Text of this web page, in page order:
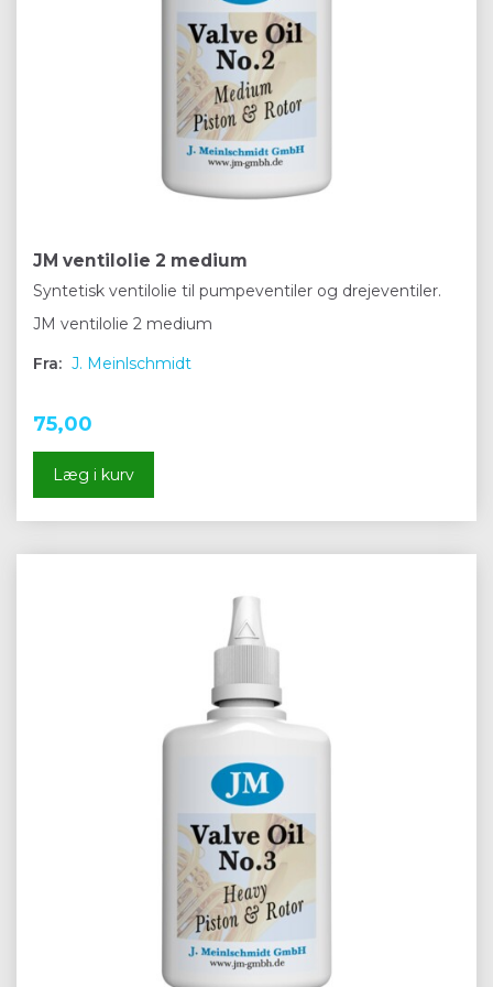
JM ventilolie 2 medium
Syntetisk ventilolie til pumpeventiler og drejeventiler.
JM ventilolie 2 medium
Fra: J. Meinlschmidt
75,00
Læg i kurv